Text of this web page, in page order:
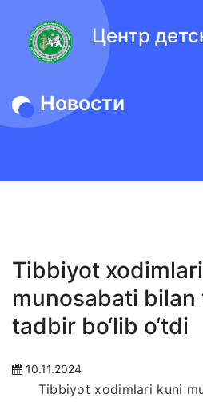
Центр
Новости
Tibbiyot
munosabati bilan
tadbir bo‘lib o‘tdi
10.11.2024
Tibbiyot xodimlari kuni